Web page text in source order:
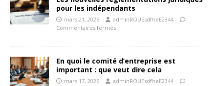
pour les indépendants
mars 21, 2026
adminROUEsdfheE2344
Commentaires fermés
En quoi le comité d’entreprise est
important : que veut dire cela
mars 17, 2026
adminROUEsdfheE2344